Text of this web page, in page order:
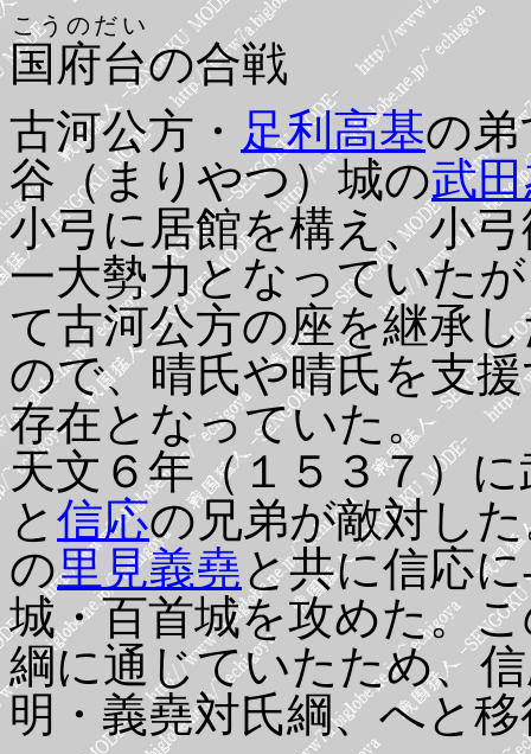
国府台
こうのだい
の合戦
古河公方・ 足利高基の
谷（まりやつ）城の武
小弓に居館を構え、小
一大勢力となっていた
て古河公方の座を継承
ので、晴氏や晴氏を支
存在となっていた。
天文６年（１５３７）
と 信応の兄弟が敵対し
の里見義堯と共に信応
城・百首城を攻めた。
綱に通じていたため、
明・義堯対氏綱、へと